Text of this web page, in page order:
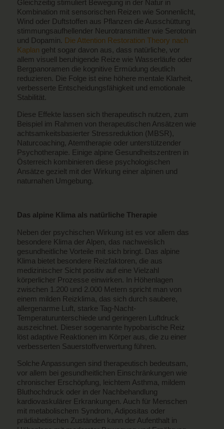
Gleichzeitig stimuliert Bewegung in der Natur in
Kombination mit sensorischen Reizen wie Sonnenlicht,
Wind oder Duftstoffen aus Pflanzen die Ausschüttung
stimmungsaufhellender Neurotransmitter wie Serotonin
und Dopamin. Die Attention Restoration Theory nach
Kaplan geht sogar davon aus, dass natürliche, vor
allem visuell beruhigende Reize wie Wasserläufe oder
Bergpanoramen die kognitive Ermüdung deutlich
reduzieren. Die Folge ist eine höhere mentale Klarheit,
verbesserte Entscheidungsfähigkeit und emotionale
Stabilität.
Diese Effekte lassen sich therapeutisch nutzen, zum
Beispiel im Rahmen von therapeutischen Ansätzen wie
achtsamkeitsbasierter Stressreduktion (MBSR),
Naturcoaching, Atemtherapie oder unterstützender
Psychotherapie. Einige alpine Gesundheitszentren in
Österreich kombinieren diese psychologischen
Ansätze gezielt mit der Wirkung einer alpinen und
naturnahen Umgebung.
Das alpine Klima als natürliche Therapie
Neben der psychischen Wirkung ist es vor allem das
besondere Klima der Alpen, das nachweislich
gesundheitliche Vorteile mit sich bringt. Das alpine
Klima bietet besondere Reizfaktoren, die aus
medizinischer Sicht positiv auf eine Vielzahl
körperlicher Prozesse einwirken. In Höhenlagen
zwischen 1.200 und 2.000 Metern spricht man von
einem milden Reizklima, das sich durch saubere,
allergenarme Luft, starke Tag-Nacht-
Temperaturunterschiede und geringeren Luftdruck
auszeichnet. Dieser sogenannte hypobarische Reiz
löst adaptive Reaktionen im Körper aus, die zu einer
verbesserten Sauerstoffverwertung führen.
Solche Anpassungen sind therapeutisch bedeutsam,
vor allem bei gesundheitlichen Einschränkungen wie
chronischer Erschöpfung, leichtem Asthma, mildem
Bluthochdruck oder in der Nachbehandlung
kardiovaskulärer Erkrankungen. Auch für Menschen
mit metabolischem Syndrom, Adipositas oder
prädiabetischen Zuständen kann der Aufenthalt in